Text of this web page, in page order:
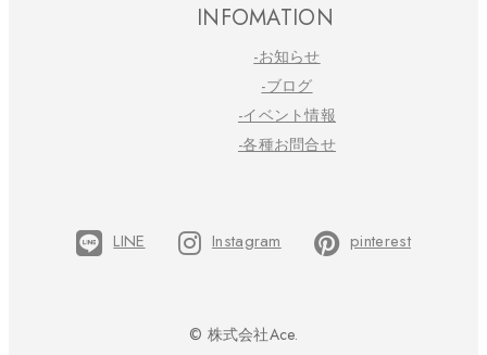
INFOMATION
-お知らせ
-ブログ
-イベント情報
-各種お問合せ
© 株式会社Ace.
LINE Instagram pinterest